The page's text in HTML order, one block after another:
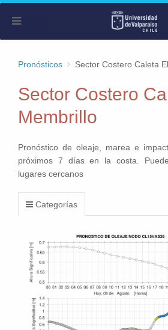
Pronósticos Sector Costero Caleta
Sector Costero
Membrillo
Pronóstico de oleaje, marea e
próximos 7 días en la costa.
lugares cercanos
Categorías